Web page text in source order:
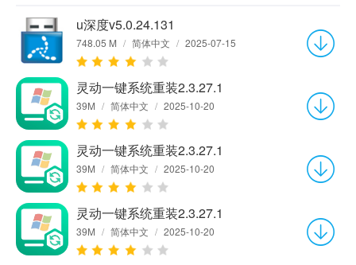
u深度v5.0.24.131
748.05 M / 简体中文 / 2025-07-15
灵动一键系统重装2.3.27.1
39M / 简体中文 / 2025-10-20
灵动一键系统重装2.3.27.1
39M / 简体中文 / 2025-10-20
灵动一键系统重装2.3.27.1
39M / 简体中文 / 2025-10-20